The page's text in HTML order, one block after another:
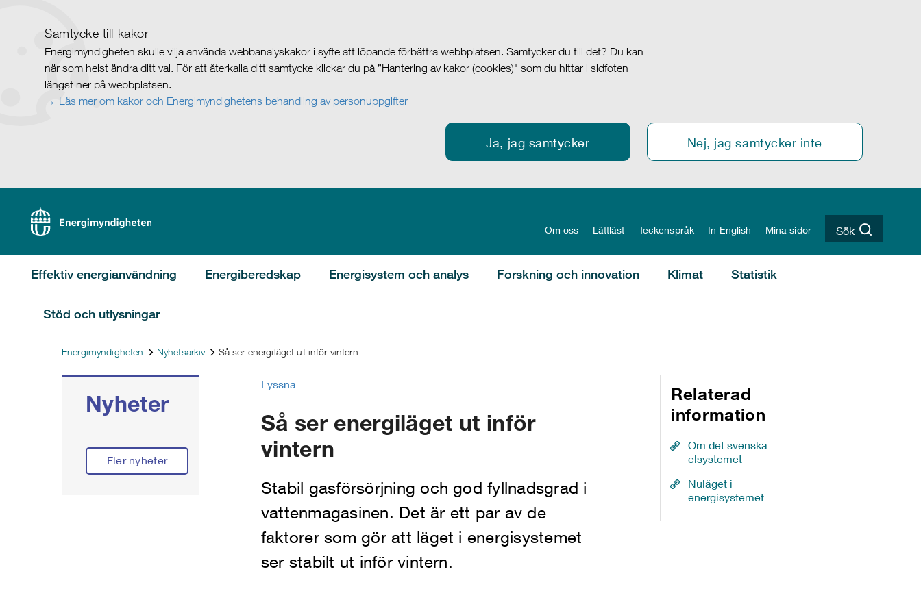
Samtycke till kakor
Energimyndigheten skulle vilja använda webbanalyskakor i syfte att löpande förbättra webbplatsen. Samtycker du till det? Du kan
när som helst ändra ditt val. För att återkalla ditt samtycke klickar du på ”Hantering av kakor (cookies)" som du hittar i sidfoten
längst ner på webbplatsen.
Läs mer om kakor och Energimyndighetens behandling av personuppgifter
Ja, jag samtycker Nej, jag samtycker inte
Om oss Lättläst Teckenspråk In English Mina sidor Sök
Effektiv energianvändning Energiberedskap Energisystem och analys Forskning och innovation Klimat Statistik
Stöd och utlysningar
Energimyndigheten Nyhetsarkiv Så ser energiläget ut inför vintern
Lyssna
Så ser energiläget ut inför
vintern
Stabil gasförsörjning och god fyllnadsgrad i
vattenmagasinen. Det är ett par av de
faktorer som gör att läget i energisystemet
ser stabilt ut inför vintern.
Nyheter
Fler nyheter
Relaterad
information
Om det svenska
elsystemet
Nuläget i
energisystemet